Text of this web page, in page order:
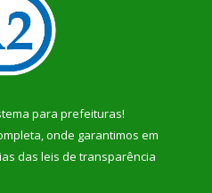
para prefeituras!
onde garantimos em
das leis de transparência